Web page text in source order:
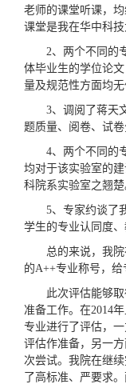
老师的课堂听课，
课堂是我在华中科技
2、两个不同的
体毕业生的学位论
量及规范性方面均无
3、调阅了蒋天
题质量、阅卷、试
4、两个不同的
均对于该实验室的
科院系实验室之翘楚
5、专家约谈了
学生的专业认同度、
总的来说，我
的A++专业称号，给
此次评估能够
准备工作。在2014
专业进行了评估，
评估作准备，另一
次尝试。我院在继
了高标准、严要求